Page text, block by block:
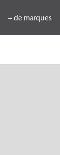
+ de marques